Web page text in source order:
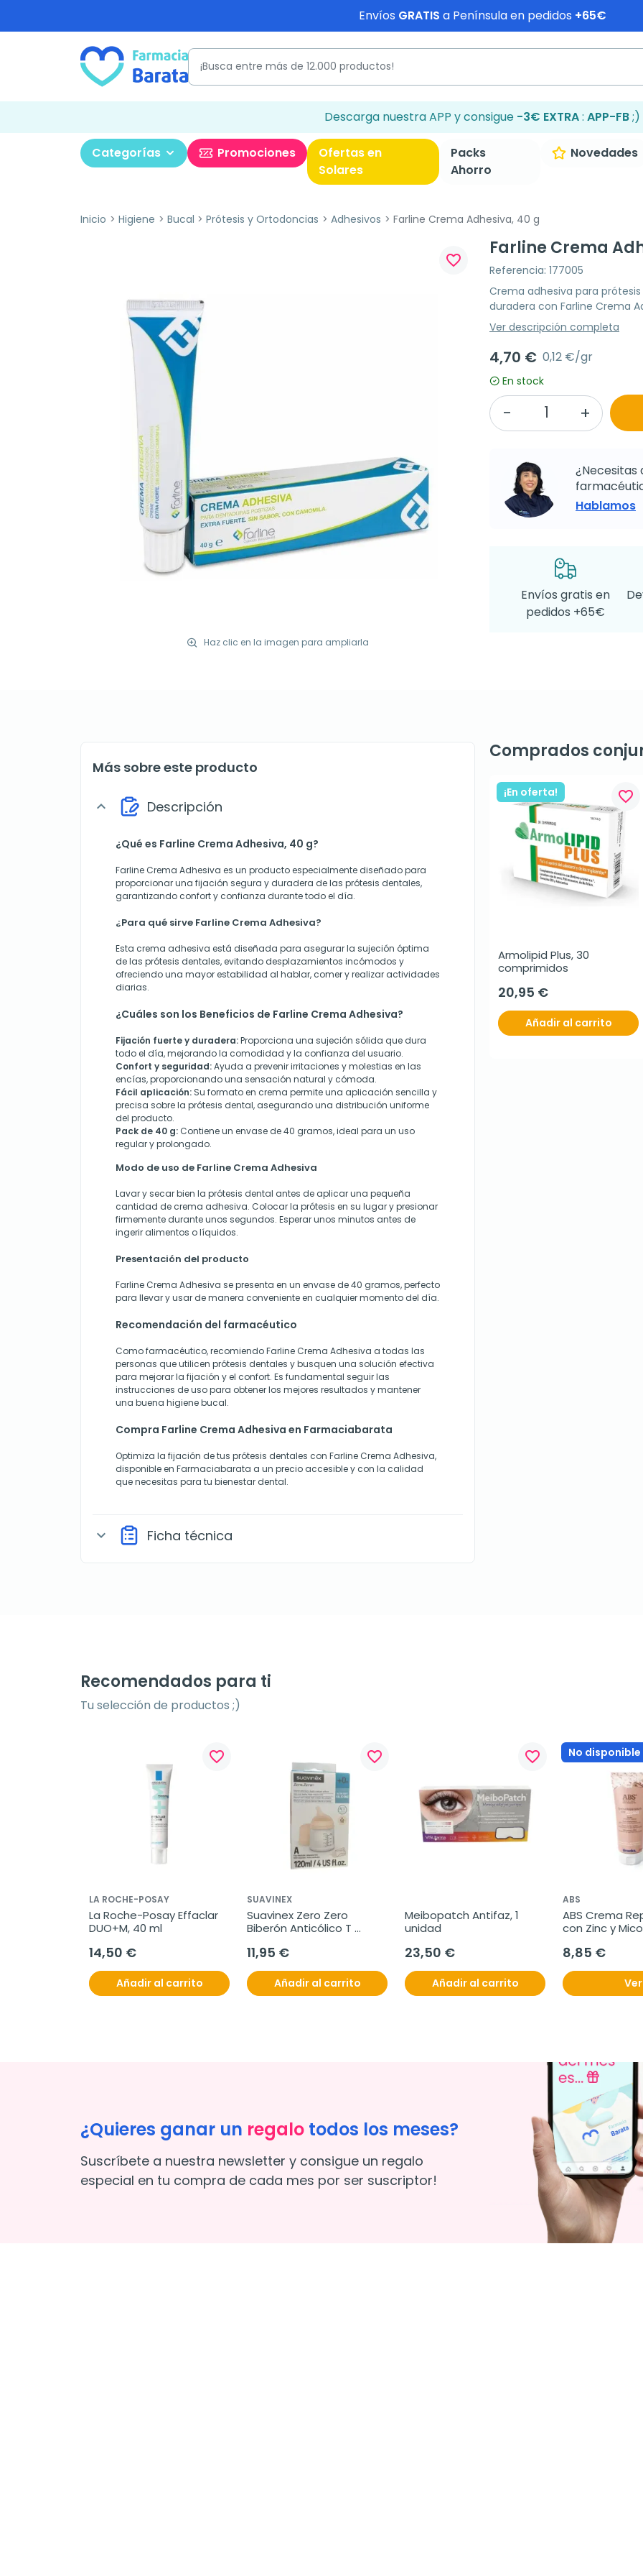
Envíos GRATIS a Península en pedidos +65€
Descarga nuestra APP y consigue -3€ EXTRA: APP-FB;)
Categorías Promociones
Ofertas en
Solares
Packs
Ahorro
Novedades
Inicio Higiene Bucal Prótesis y Ortodoncias Adhesivos Farline Crema Adhesiva, 40 g
Haz clic en la imagen para ampliarla
favorite_border
Farline Crema
Referencia: 177005
Crema adhesiva para
duradera con Farline Crema
Ver descripción completa
4,70 € 0,12 €/gr
En stock
¿Necesitas
Hablamos
Envíos gratis en
pedidos +65€
Más sobre este producto
expand_more Descripción
¿Qué es Farline Crema Adhesiva, 40 g?
Farline Crema Adhesiva es un producto especialmente diseñado para
proporcionar una fijación segura y duradera de las prótesis dentales,
garantizando confort y confianza durante todo el día.
¿Para qué sirve Farline Crema Adhesiva?
Esta crema adhesiva está diseñada para asegurar la sujeción óptima
de las prótesis dentales, evitando desplazamientos incómodos y
ofreciendo una mayor estabilidad al hablar, comer y realizar actividades
diarias.
¿Cuáles son los Beneficios de Farline Crema Adhesiva?
Fijación fuerte y duradera:Proporciona una sujeción sólida que dura
todo el día, mejorando la comodidad y la confianza del usuario.
Confort y seguridad:Ayuda a prevenir irritaciones y molestias en las
encías, proporcionando una sensación natural y cómoda.
Fácil aplicación: Su formato en crema permite una aplicación sencilla y
precisa sobre la prótesis dental, asegurando una distribución uniforme
del producto.
Pack de 40 g: Contiene un envase de 40 gramos, ideal para un uso
regular y prolongado.
Modo de uso de Farline Crema Adhesiva
Lavar y secar bien la prótesis dental antes de aplicar una pequeña
cantidad de crema adhesiva. Colocar la prótesis en su lugar y presionar
firmemente durante unos segundos. Esperar unos minutos antes de
ingerir alimentos o líquidos.
Presentación del producto
Farline Crema Adhesiva se presenta en un envase de 40 gramos, perfecto
para llevar y usar de manera conveniente en cualquier momento del día.
Recomendación del farmacéutico
Como farmacéutico, recomiendo Farline Crema Adhesiva a todas las
personas que utilicen prótesis dentales y busquen una solución efectiva
para mejorar la fijación y el confort. Es fundamental seguir las
instrucciones de uso para obtener los mejores resultados y mantener
una buena higiene bucal.
Compra Farline Crema Adhesiva en Farmaciabarata
Optimiza la fijación de tus prótesis dentales con Farline Crema Adhesiva,
disponible en Farmaciabarata a un precio accesible y con la calidad
que necesitas para tu bienestar dental.
expand_more Ficha técnica
Comprados
¡En oferta! favorite_border
Armolipid Plus, 30
comprimidos
20,95 €
Añadir al carrito
Recomendados para ti
Tu selección de productos ;)
favorite_border
LA ROCHE-POSAY
La Roche-Posay Effaclar
DUO+M, 40 ml
14,50 €
Añadir al carrito
favorite_border
SUAVINEX
Suavinex Zero Zero
Biberón Anticólico T
Color Fair, 120 ml
11,95 €
Añadir al carrito
favorite_border
Meibopatch Antifaz, 1
unidad
23,50 €
Añadir al carrito
No disponible
ABS
ABS Crema
con Zinc y
8,85 €
Ver
¿Quieres ganar un regalo todos los meses?
Suscríbete a nuestra newsletter y consigue un regalo
especial en tu compra de cada mes por ser suscriptor!